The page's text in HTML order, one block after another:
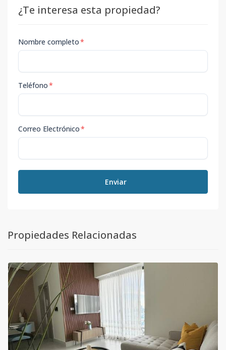
¿Te interesa esta propiedad?
Nombre completo*
Teléfono*
Correo Electrónico*
Enviar
Propiedades Relacionadas